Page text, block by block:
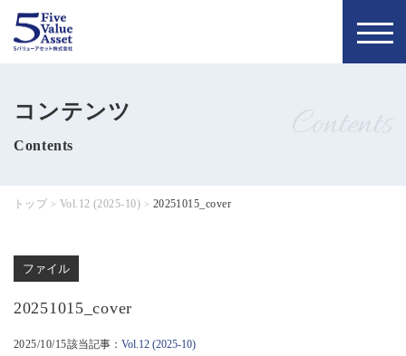
トップページ
私たちの理念
代表について
メンバー
コンテンツ
Contents
トップ > Vol.12 (2025-10) > 20251015_cover
ファイル
20251015_cover
2025/10/15該当記事： Vol.12 (2025-10)